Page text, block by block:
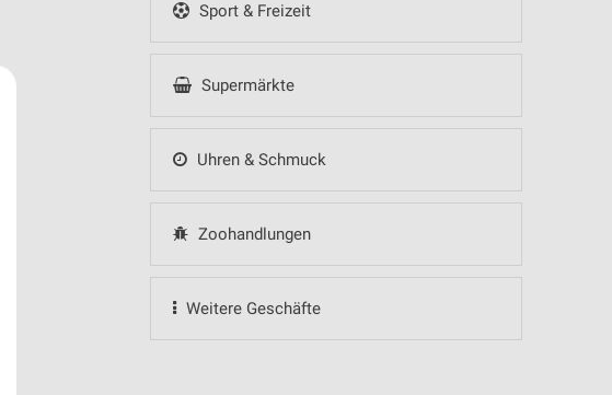
Sport & Freizeit
Supermärkte
Uhren & Schmuck
Zoohandlungen
Weitere Geschäfte